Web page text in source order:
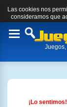
Las cookies nos
consideramos que
Toggle
¡Lo